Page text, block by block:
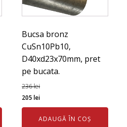
Bucsa bronz
CuSn10Pb10,
D40xd23x70mm, pret
pe bucata.
236lei
Prețul
inițial
205leiPrețul
curent
este:
ADAUGĂ ÎN COȘ